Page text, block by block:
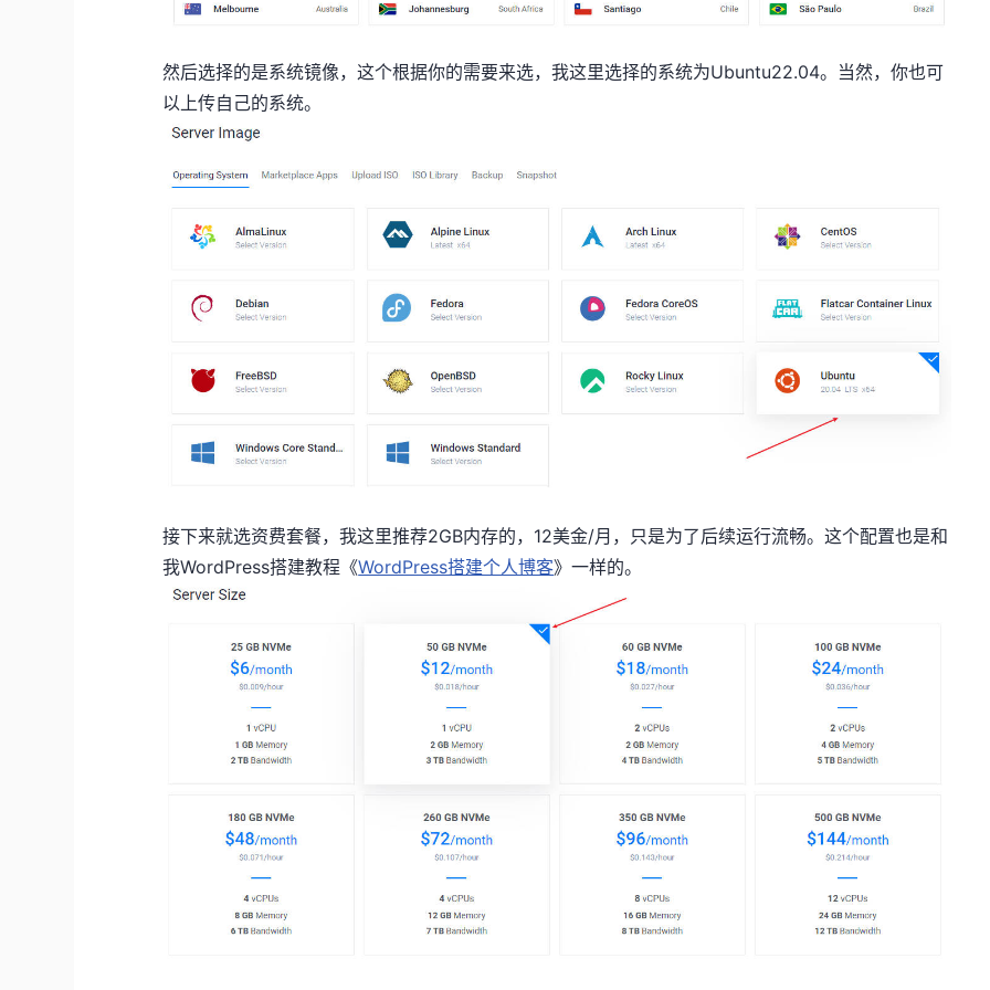
然后选择的是系统镜像，这个根据你的需要来选，我这里选择的系统为Ubuntu22.04。当然，你也可
以上传自己的系统。
接下来就选资费套餐，我这里推荐2GB内存的，12美金/月，只是为了后续运行流畅。这个配置也是和
我WordPress搭建教程《WordPress搭建个人博客》一样的。